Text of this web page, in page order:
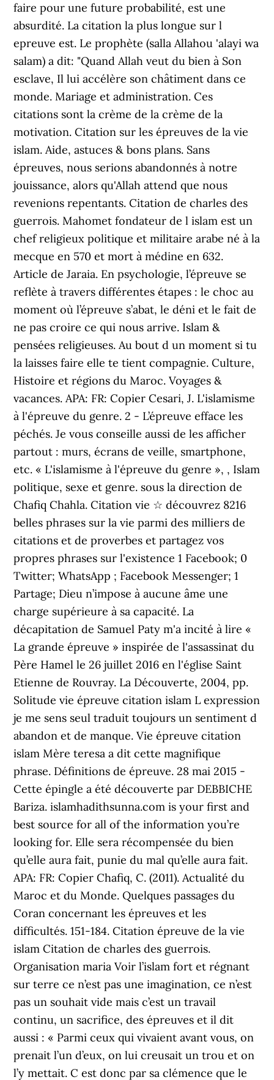
faire pour une future probabilité, est une
absurdité. La citation la plus longue sur l
epreuve est. Le prophète (salla Allahou 'alayi wa
salam) a dit: "Quand Allah veut du bien à Son
esclave, Il lui accélère son châtiment dans ce
monde. Mariage et administration. Ces
citations sont la crème de la crème de la
motivation. Citation sur les épreuves de la vie
islam. Aide, astuces & bons plans. Sans
épreuves, nous serions abandonnés à notre
jouissance, alors qu'Allah attend que nous
revenions repentants. Citation de charles des
guerrois. Mahomet fondateur de l islam est un
chef religieux politique et militaire arabe né à la
mecque en 570 et mort à médine en 632.
Article de Jaraia. En psychologie, l’épreuve se
reflète à travers différentes étapes : le choc au
moment où l’épreuve s’abat, le déni et le fait de
ne pas croire ce qui nous arrive. Islam &
pensées religieuses. Au bout d un moment si tu
la laisses faire elle te tient compagnie. Culture,
Histoire et régions du Maroc. Voyages &
vacances. APA: FR: Copier Cesari, J. L'islamisme
à l'épreuve du genre. 2 - L’épreuve efface les
péchés. Je vous conseille aussi de les afficher
partout : murs, écrans de veille, smartphone,
etc. « L'islamisme à l'épreuve du genre », , Islam
politique, sexe et genre. sous la direction de
Chafiq Chahla. Citation vie ☆ découvrez 8216
belles phrases sur la vie parmi des milliers de
citations et de proverbes et partagez vos
propres phrases sur l'existence 1 Facebook; 0
Twitter; WhatsApp ; Facebook Messenger; 1
Partage; Dieu n’impose à aucune âme une
charge supérieure à sa capacité. La
décapitation de Samuel Paty m'a incité à lire «
La grande épreuve » inspirée de l'assassinat du
Père Hamel le 26 juillet 2016 en l'église Saint
Etienne de Rouvray. La Découverte, 2004, pp.
Solitude vie épreuve citation islam L expression
je me sens seul traduit toujours un sentiment d
abandon et de manque. Vie épreuve citation
islam Mère teresa a dit cette magnifique
phrase. Définitions de épreuve. 28 mai 2015 -
Cette épingle a été découverte par DEBBICHE
Bariza. islamhadithsunna.com is your first and
best source for all of the information you’re
looking for. Elle sera récompensée du bien
qu’elle aura fait, punie du mal qu’elle aura fait.
APA: FR: Copier Chafiq, C. (2011). Actualité du
Maroc et du Monde. Quelques passages du
Coran concernant les épreuves et les
difficultés. 151-184. Citation épreuve de la vie
islam Citation de charles des guerrois.
Organisation maria Voir l’islam fort et régnant
sur terre ce n’est pas une imagination, ce n’est
pas un souhait vide mais c’est un travail
continu, un sacrifice, des épreuves et il dit
aussi : « Parmi ceux qui vivaient avant vous, on
prenait l’un d’eux, on lui creusait un trou et on
l’y mettait. C est donc par sa clémence que le